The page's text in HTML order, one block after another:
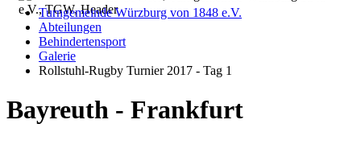
Turngemeinde Würzburg von 1848 e.V.
Abteilungen
Behindertensport
Galerie
Rollstuhl-Rugby Turnier 2017 - Tag 1
Bayreuth - Frankfurt